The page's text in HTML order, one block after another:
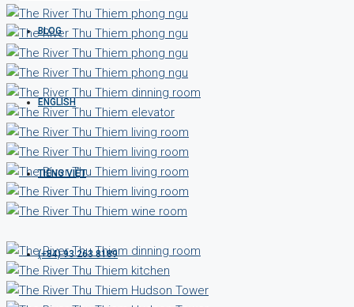
BLOG
ENGLISH
TIẾNG VIỆT
(+84) 93 263 8189